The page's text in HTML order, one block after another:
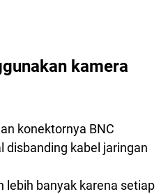
kamera
konektornya BNC
disbanding kabel jaringan
lebih banyak karena setiap